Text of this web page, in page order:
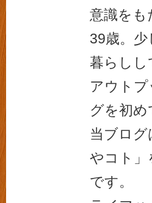
意識をも
39歳。
暮らしし
アウト
グを初め
当ブロ
やコト
です。